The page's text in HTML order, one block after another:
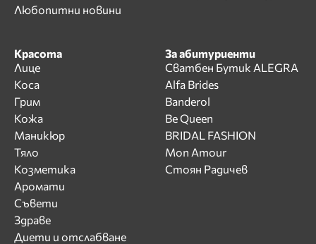
Любопитни новини
Красота
Лице
Коса
Грим
Кожа
Маникюр
Тяло
Козметика
Аромати
Съвети
Здраве
Диети и отслабване
За абитуриенти
Сватбен Бутик ALEGRA
Alfa Brides
Banderol
Be Queen
BRIDAL FASHION
Mon Amour
Стоян Радичев